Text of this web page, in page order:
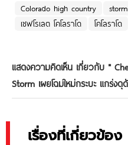
Colorado high country
storm
เชฟโรเลต โคโลราโด
โคโลราโด
แสดงความคิดเห็น เกี่ยวกับ "
Storm เผยโฉมใหม่กระบะ แกร่งดุ
เรื่องที่เกี่ยวข้อง